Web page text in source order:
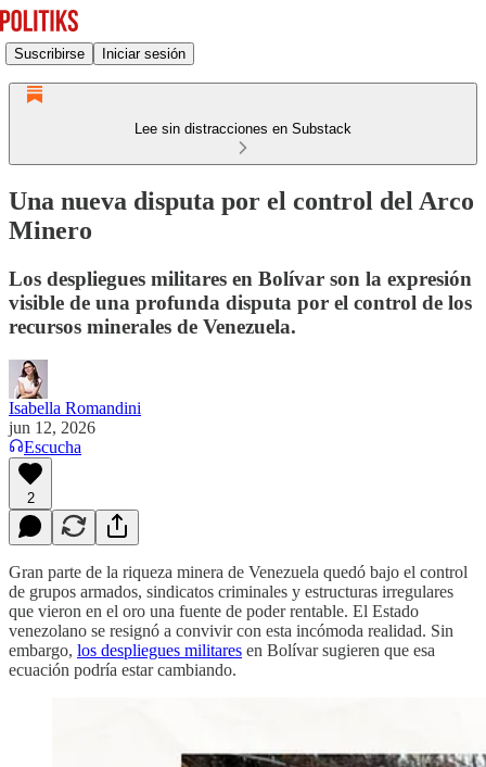
Suscribirse Iniciar sesión
Lee sin distracciones en Substack
Una nueva disputa por el control del Arco
Minero
Los despliegues militares en Bolívar son la expresión
visible de una profunda disputa por el control de los
recursos minerales de Venezuela.
Isabella Romandini
jun 12, 2026
Escucha
2
Gran parte de la riqueza minera de Venezuela quedó bajo el control
de grupos armados, sindicatos criminales y estructuras irregulares
que vieron en el oro una fuente de poder rentable. El Estado
venezolano se resignó a convivir con esta incómoda realidad. Sin
embargo, los despliegues militares en Bolívar sugieren que esa
ecuación podría estar cambiando.